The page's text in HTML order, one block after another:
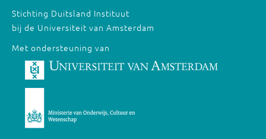
Stichting Duitsland Instituut
bij de Universiteit van Amsterdam
Met ondersteuning van